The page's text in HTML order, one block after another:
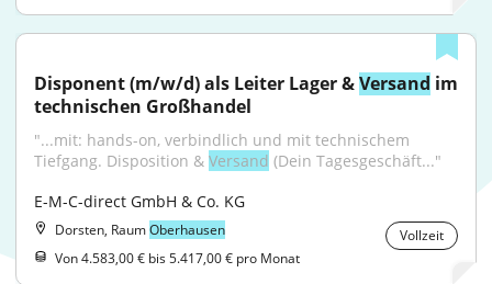
Disponent (m/w/d) als Leiter Lager & Versand im
technischen Großhandel
"...mit: hands-on, verbindlich und mit technischem
Tiefgang. Disposition & Versand (Dein Tagesgeschäft..."
E-M-C-direct GmbH & Co. KG
Dorsten, RaumOberhausen
Vollzeit
Von 4.583,00 € bis 5.417,00 € pro Monat